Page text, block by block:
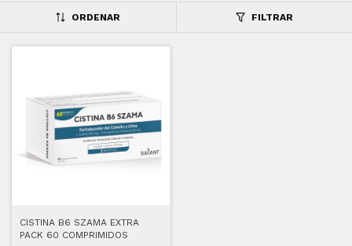
ORDENAR FILTRAR
CISTINA B6 SZAMA EXTRA
PACK 60 COMPRIMIDOS